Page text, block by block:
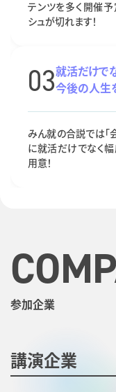
テンツを多く開催
シュが切れます！
03就活だけで
今後の人生
みん就の合説では「
に就活だけでなく
用意！
参加企業
講演企業